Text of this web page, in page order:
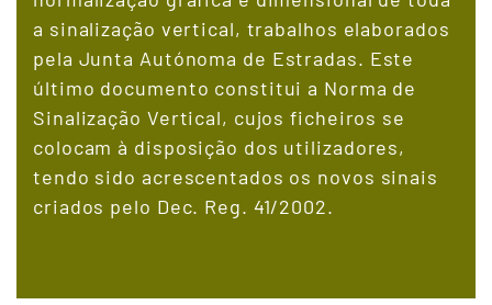
a sinalização vertical, trabalhos elaborados
pela Junta Autónoma de Estradas. Este
último documento constitui a Norma de
Sinalização Vertical, cujos ficheiros se
colocam à disposição dos utilizadores,
tendo sido acrescentados os novos sinais
criados pelo Dec. Reg. 41/2002.